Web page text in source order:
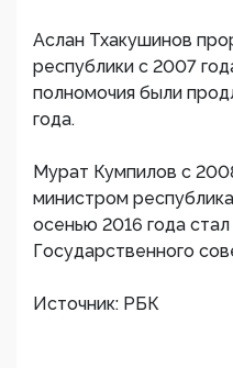
Аслан Тхакушинов
республики с 2007
полномочия были
года.
Мурат Кумпилов с
министром
осенью 2016 года
Государственного
Источник: РБК